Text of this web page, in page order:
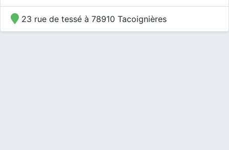
23 rue de tessé à 78910 Tacoignières